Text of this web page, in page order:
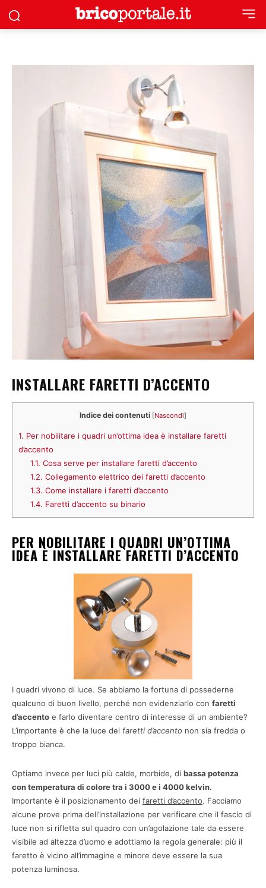
INSTALLARE FARETTI D’ACCENTO
Indice dei contenuti [Nascondi]
1. Per nobilitare i quadri un’ottima idea è installare faretti
d’accento
1.1. Cosa serve per installare faretti d’accento
1.2. Collegamento elettrico dei faretti d’accento
1.3. Come installare i faretti d’accento
1.4. Faretti d’accento su binario
PER NOBILITARE I QUADRI UN’OTTIMA
IDEA È INSTALLARE FARETTI D’ACCENTO
I quadri vivono di luce. Se abbiamo la fortuna di possederne
qualcuno di buon livello, perché non evidenziarlo con faretti
d’accento e farlo diventare centro di interesse di un ambiente?
L’importante è che la luce dei faretti d’accento non sia fredda o
troppo bianca.
Optiamo invece per luci più calde, morbide, di bassa potenza
con temperatura di colore tra i 3000 e i 4000 kelvin.
Importante è il posizionamento dei faretti d’accento. Facciamo
alcune prove prima dell’installazione per verificare che il fascio di
luce non si rifletta sul quadro con un’agolazione tale da essere
visibile ad altezza d’uomo e adottiamo la regola generale: più il
faretto è vicino all’immagine e minore deve essere la sua
potenza luminosa.